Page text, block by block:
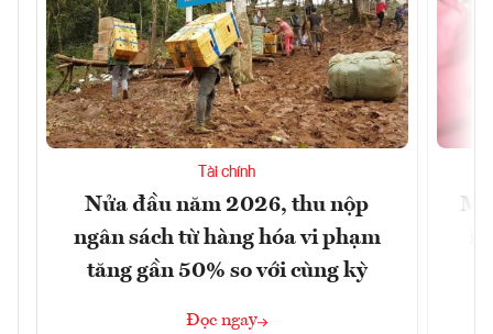
Tài chính
Nửa đầu năm 2026, thu nộp
ngân sách từ hàng hóa vi phạm
tăng gần 50% so với cùng kỳ
Đọc ngay